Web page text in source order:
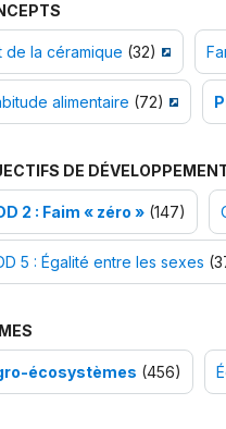
de la céramique (32)
alimentaire (72)
DE
2 : Faim « zéro »(147)
5 : Égalité entre les sexes
écosystèmes (456)